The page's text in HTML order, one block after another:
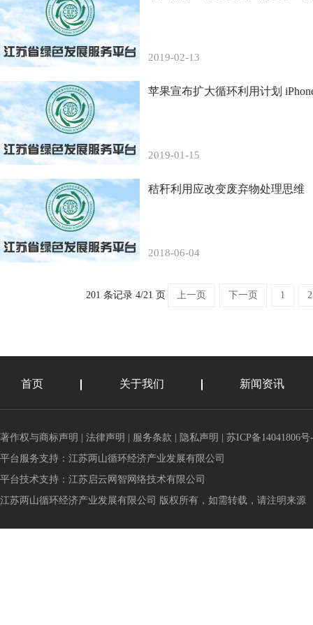
2019-02-13
苹果宣布扩大循环利用计划
2019-01-15
秸秆利用应改变废弃物处理思维
2018-06-04
201 条记录 4/21 页 上一页 下一页 1 2
首页 关于我们 新闻资讯
著作权与商标声明 法律声明 服务条款 隐私声明
苏ICP备14041806号
平台服务支持： 江苏两山循环经济产业发展有限公司
平台技术支持： 江苏启云网智网络技术有限公司
江苏两山循环经济产业发展有限公司 版权所有，如需转载，请注明来源